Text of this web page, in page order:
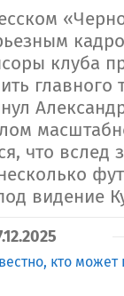
клуба
главного
что вслед
видение
кто